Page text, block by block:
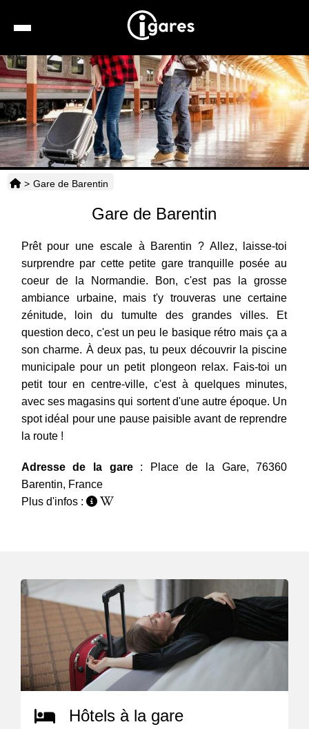
Recherche
Location de voiture
Hôtels
Taxis
> Gare de Barentin
Gare de Barentin
Prêt pour une escale à Barentin ? Allez, laisse-toi
surprendre par cette petite gare tranquille posée au
coeur de la Normandie. Bon, c'est pas la grosse
ambiance urbaine, mais t'y trouveras une certaine
zénitude, loin du tumulte des grandes villes. Et
question deco, c'est un peu le basique rétro mais ça a
son charme. À deux pas, tu peux découvrir la piscine
municipale pour un petit plongeon relax. Fais-toi un
petit tour en centre-ville, c'est à quelques minutes,
avec ses magasins qui sortent d'une autre époque. Un
spot idéal pour une pause paisible avant de reprendre
la route !
Adresse de la gare : Place de la Gare, 76360
Barentin, France
Plus d'infos :
Hôtels à la gare